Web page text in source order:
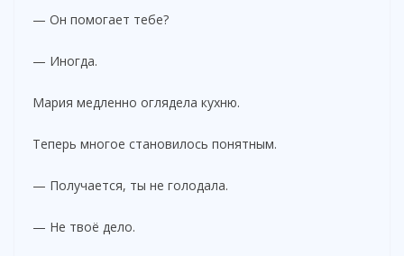
— Он помогает тебе?
— Иногда.
Мария медленно оглядела кухню.
Теперь многое становилось понятным.
— Получается, ты не голодала.
— Не твоё дело.